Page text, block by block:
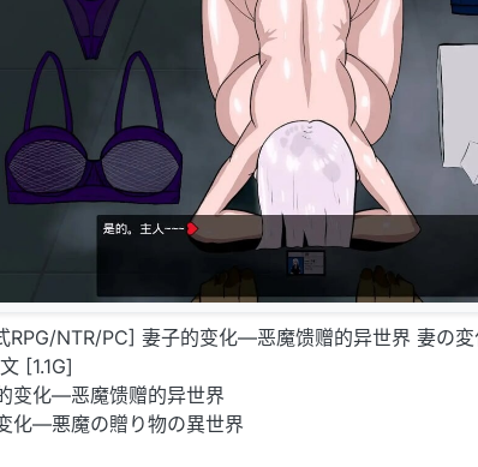
RPG/NTR/PC] 妻子的变化—恶魔馈赠的异世界 妻の
[1.1G]
变化—恶魔馈赠的异世界
化—悪魔の贈り物の異世界